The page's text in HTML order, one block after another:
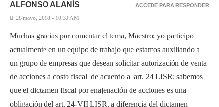
ALFONSO ALANÍS
28 mayo, 2018 - 10:30 AM
Muchas gracias por comentar el tema, Maestro; yo participo
actualmente en un equipo de trabajo que estamos auxiliando a
un grupo de empresas que desean solicitar autorización de venta
de acciones a costo fiscal, de acuerdo al art. 24 LISR; sabemos
que el dictamen fiscal por enajenación de acciones es una
obligación del art. 24-VII LISR, a diferencia del dictamen
ACCEDE PARA RESPONDER